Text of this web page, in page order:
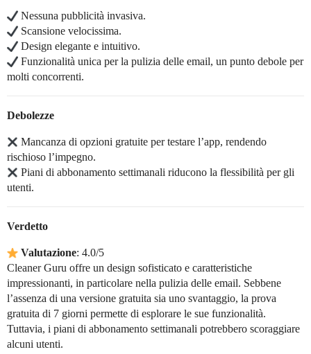
Nessuna pubblicità invasiva.
Scansione velocissima.
Design elegante e intuitivo.
Funzionalità unica per la pulizia delle email, un punto debole per
molti concorrenti.
Debolezze
Mancanza di opzioni gratuite per testare l’app, rendendo
rischioso l’impegno.
Piani di abbonamento settimanali riducono la flessibilità per gli
utenti.
Verdetto
Valutazione: 4.0/5
Cleaner Guru offre un design sofisticato e caratteristiche
impressionanti, in particolare nella pulizia delle email. Sebbene
l’assenza di una versione gratuita sia uno svantaggio, la prova
gratuita di 7 giorni permette di esplorare le sue funzionalità.
Tuttavia, i piani di abbonamento settimanali potrebbero scoraggiare
alcuni utenti.